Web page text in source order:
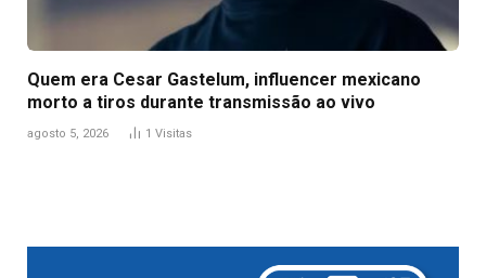
Quem era Cesar Gastelum, influencer mexicano
morto a tiros durante transmissão ao vivo
agosto 5, 2026 1 Visitas